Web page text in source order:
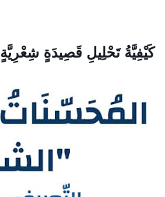
كَيْفِيَّةُ تَحْلِيلِ قَصِيدَةٍ شِعْرِيَّةٍ